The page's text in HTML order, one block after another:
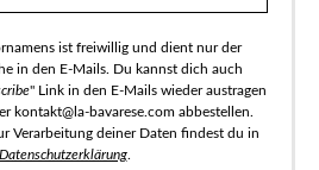
ist freiwillig und dient nur der
in den E-Mails. Du kannst dich auch
" Link in den E-Mails wieder austragen
kontakt@la-bavarese.com abbestellen.
Verarbeitung deiner Daten findest du in
Datenschutzerklärung.